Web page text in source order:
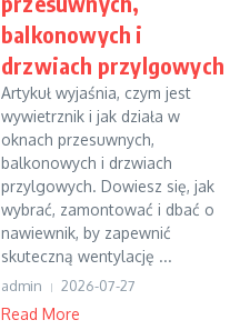
balkonowych i
drzwiach przylgowych
Artykuł wyjaśnia, czym jest
wywietrznik i jak działa w
oknach przesuwnych,
balkonowych i drzwiach
przylgowych. Dowiesz się, jak
wybrać, zamontować i dbać o
nawiewnik, by zapewnić
skuteczną wentylację ...
admin 2026-07-27
Read More